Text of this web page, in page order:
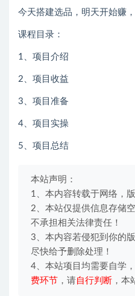
今天搭建选品，明天开始赚
课程目录：
1、项目介绍
2、项目收益
3、项目准备
4、项目实操
5、项目总结
本站声明：
1、本内容转载于网络，
2、本站仅提供信息存储
不承担相关法律责任！
3、本内容若侵犯到你的
尽快给予删除处理！
4、本站项目均需要自学，
费环节 ，请自行判断 ，本